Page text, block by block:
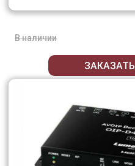
В наличии
ЗАКАЗАТЬ